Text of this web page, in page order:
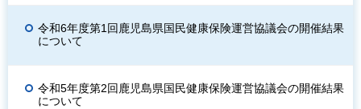
令和6年度第1回鹿児島県国民健康保険運営協議会の開催結果
について
令和5年度第2回鹿児島県国民健康保険運営協議会の開催結果
について